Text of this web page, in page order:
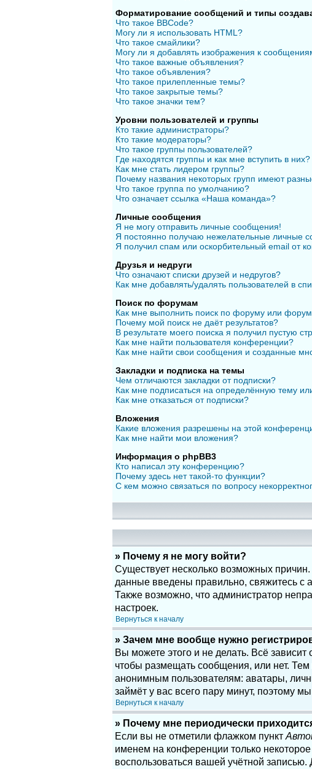
Форматирование сообщений и типы
Что такое BBCode?
Могу ли я использовать HTML?
Что такое смайлики?
Могу ли я добавлять изображения к
Что такое важные объявления?
Что такое объявления?
Что такое прилепленные темы?
Что такое закрытые темы?
Что такое значки тем?
Уровни пользователей и группы
Кто такие администраторы?
Кто такие модераторы?
Что такое группы пользователей?
Где находятся группы и как мне вступить в них?
Как мне стать лидером группы?
Почему названия некоторых групп имеют
Что такое группа по умолчанию?
Что означает ссылка «Наша команда»?
Личные сообщения
Я не могу отправить личные сообщения!
Я постоянно получаю нежелательные личные
Я получил спам или оскорбительный email от
Друзья и недруги
Что означают списки друзей и недругов?
Как мне добавлять/удалять пользователей в
Поиск по форумам
Как мне выполнить поиск по форуму или
Почему мой поиск не даёт результатов?
В результате моего поиска я получил пустую
Как мне найти пользователя конференции?
Как мне найти свои сообщения и созданные
Закладки и подписка на темы
Чем отличаются закладки от подписки?
Как мне подписаться на определённую тему
Как мне отказаться от подписки?
Вложения
Какие вложения разрешены на этой
Как мне найти мои вложения?
Информация о phpBB3
Кто написал эту конференцию?
Почему здесь нет такой-то функции?
С кем можно связаться по вопросу
» Почему я не могу войти?
Существует несколько возможных
данные введены правильно, свяжитесь с
Также возможно, что администратор
настроек.
Вернуться к началу
» Зачем мне вообще нужно
Вы можете этого и не делать. Всё
чтобы размещать сообщения, или нет.
анонимным пользователям: аватары,
займёт у вас всего пару минут, поэтому
Вернуться к началу
» Почему мне периодически
Если вы не отметили флажком пункт
именем на конференции только
воспользоваться вашей учётной